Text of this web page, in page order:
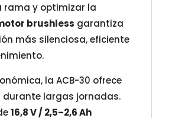
rama y optimizar la
brushless garantiza
más silenciosa, eficiente
la ACB-30 ofrece
largas jornadas.
16,8 V / 2,5–2,6 Ah